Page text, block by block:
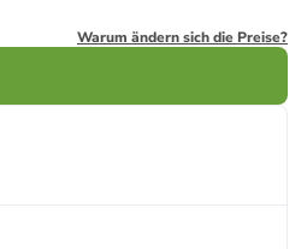
Warum ändern sich die Preise?